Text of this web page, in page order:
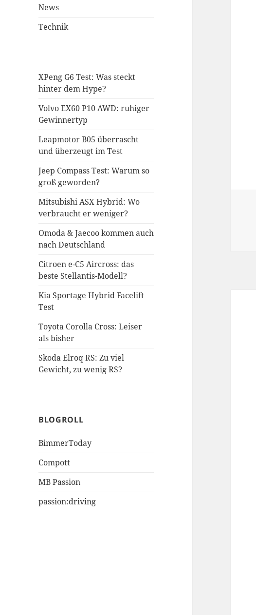
News
Technik
XPeng G6 Test: Was steckt
hinter dem Hype?
Volvo EX60 P10 AWD: ruhiger
Gewinnertyp
Leapmotor B05 überrascht
und überzeugt im Test
Jeep Compass Test: Warum so
groß geworden?
Mitsubishi ASX Hybrid: Wo
verbraucht er weniger?
Omoda & Jaecoo kommen auch
nach Deutschland
Citroen e-C5 Aircross: das
beste Stellantis-Modell?
Kia Sportage Hybrid Facelift
Test
Toyota Corolla Cross: Leiser
als bisher
Skoda Elroq RS: Zu viel
Gewicht, zu wenig RS?
BLOGROLL
BimmerToday
Compott
MB Passion
passion:driving